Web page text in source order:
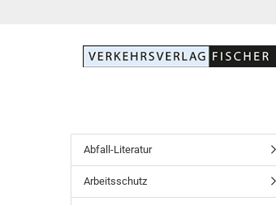
Abfall-Literatur
Arbeitsschutz